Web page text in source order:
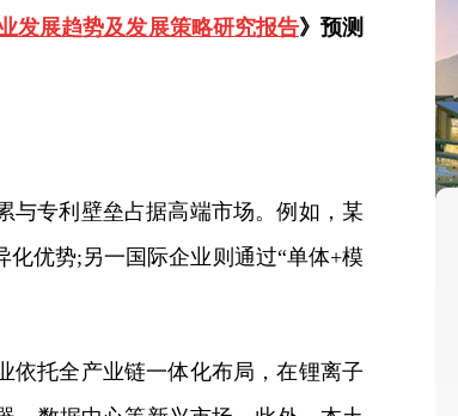
发展趋势及发展策略研究报告》预测
与专利壁垒占据高端市场。例如，某
优势;另一国际企业则通过“单体+模
依托全产业链一体化布局，在锂离子